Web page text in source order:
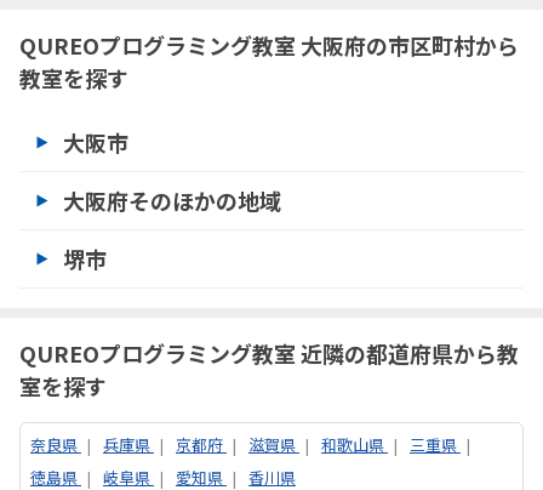
へ
QUREOプログラミング教室 大阪府の市区町村から
教室を探す
大阪市
大阪府そのほかの地域
堺市
QUREOプログラミング教室 近隣の都道府県から教
室を探す
奈良県 兵庫県 京都府 滋賀県 和歌山県
三重県
徳島県
岐阜県 愛知県 香川県